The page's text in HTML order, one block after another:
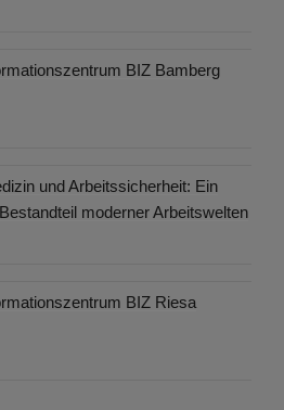
BIZ Bamberg
und Arbeitssicherheit: Ein
moderner Arbeitswelten
BIZ Riesa